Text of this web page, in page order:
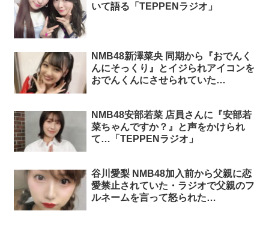
いて語る「TEPPENラジオ」
NMB48新澤菜央 同期から『おでんく
んにそっくり』とイジられアイコンを
おでんくんにさせられていた
NMB48安部若菜 店員さんに『安部若
菜ちゃんですか？』と声をかけられ
て…「TEPPENラジオ」
谷川愛梨 NMB48加入前から父親に恋
愛禁止されていた・ラジオで父親のフ
ルネームを言って怒られた